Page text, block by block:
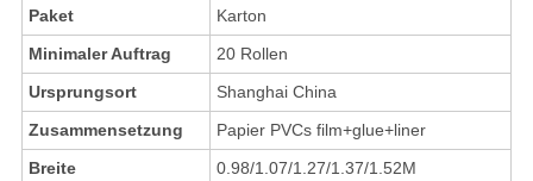
Paket
Karton
Minimaler Auftrag
20 Rollen
Ursprungsort
Shanghai China
Zusammensetzung
Papier PVCs film+glue+liner
Breite
0.98/1.07/1.27/1.37/1.52M